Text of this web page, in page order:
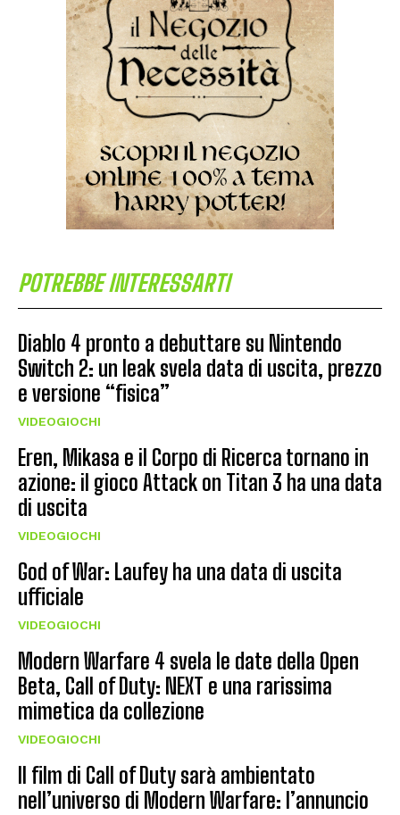
POTREBBE INTERESSARTI
Diablo 4 pronto a debuttare su Nintendo
Switch 2: un leak svela data di uscita, prezzo
e versione “fisica”
VIDEOGIOCHI
Eren, Mikasa e il Corpo di Ricerca tornano in
azione: il gioco Attack on Titan 3 ha una data
di uscita
VIDEOGIOCHI
God of War: Laufey ha una data di uscita
ufficiale
VIDEOGIOCHI
Modern Warfare 4 svela le date della Open
Beta, Call of Duty: NEXT e una rarissima
mimetica da collezione
VIDEOGIOCHI
Il film di Call of Duty sarà ambientato
nell’universo di Modern Warfare: l’annuncio